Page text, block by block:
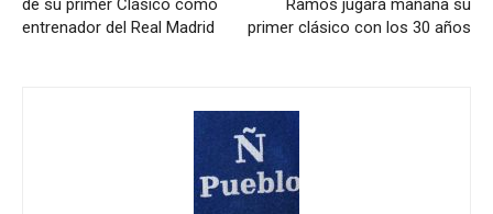
de su primer Clásico como
entrenador del Real Madrid
Ramos jugará mañana su
primer clásico con los 30 años